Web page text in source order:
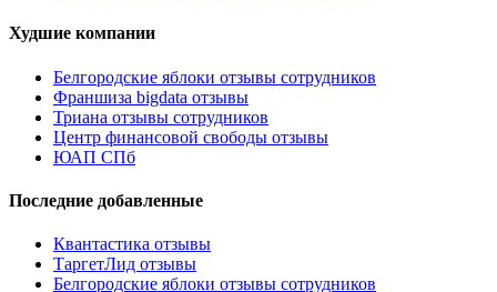
Худшие компании
Белгородские яблоки отзывы сотрудников
Франшиза bigdata отзывы
Триана отзывы сотрудников
Центр финансовой свободы отзывы
ЮАП СПб
Последние добавленные
Квантастика отзывы
ТаргетЛид отзывы
Белгородские яблоки отзывы сотрудников